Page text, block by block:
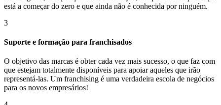
está a começar do zero e que ainda não é conhecida por ninguém.
3
Suporte e formação para franchisados
O objetivo das marcas é obter cada vez mais sucesso, o que faz com
que estejam totalmente disponíveis para apoiar aqueles que irão
representá-las. Um franchising é uma verdadeira escola de negócios
para os novos empresários!